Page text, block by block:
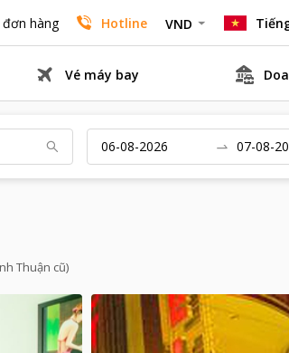
hàng Hotline VND
Vé máy bay
Thuận cũ)